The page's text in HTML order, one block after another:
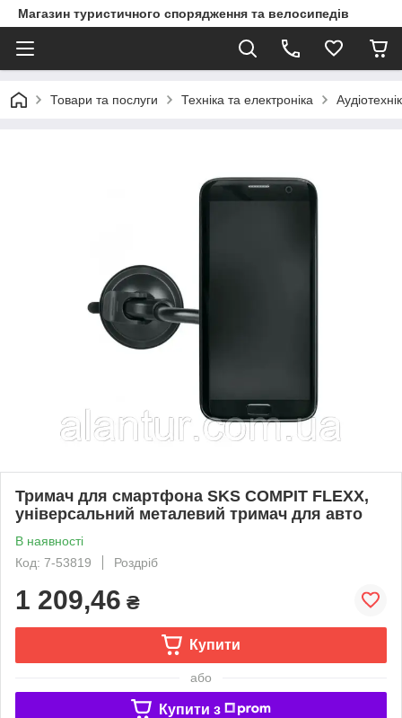
Магазин туристичного спорядження та велосипедів
Товари та послуги Техніка та електроніка
Тримач для смартфона SKS COMPIT FLEXX,
універсальний металевий тримач для авто
В наявності
Код: 7-53819
Роздріб
1 209,46 ₴
Купити
або
Купити з